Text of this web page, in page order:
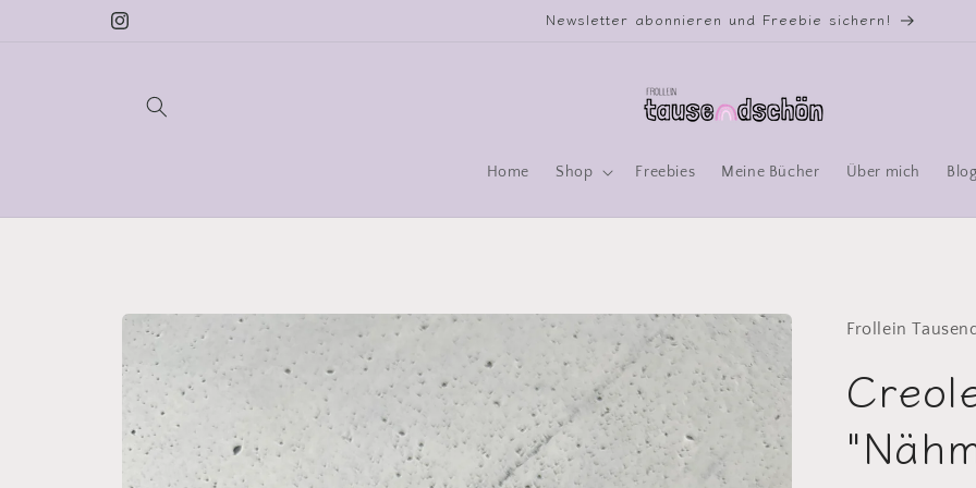
Instagram
Newsletter abonnieren und Freebie sichern!
Home Shop Freebies Meine Bücher Über mich Blog
Zu
Produktinformationen
Frollein